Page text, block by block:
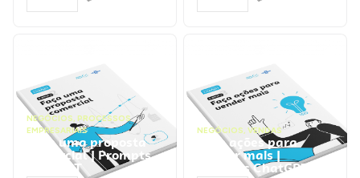
NEGÓCIOS, PROCESSOS
EMPRESARIAIS
Faça uma proposta
comercial | Prompts
ChatGPT
NEGÓCIOS, VENDAS
Faça ações para
vender mais |
Prompts ChatGPT